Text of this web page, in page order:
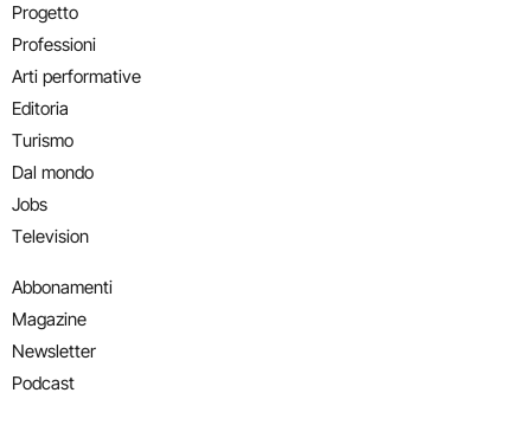
Progetto
Professioni
Arti performative
Editoria
Turismo
Dal mondo
Jobs
Television
Abbonamenti
Magazine
Newsletter
Podcast